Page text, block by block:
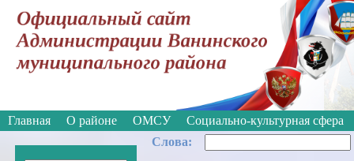
Версия для слабовидящих:
Главная О районе ОМСУ Социально-культурная сфера
Cлова: